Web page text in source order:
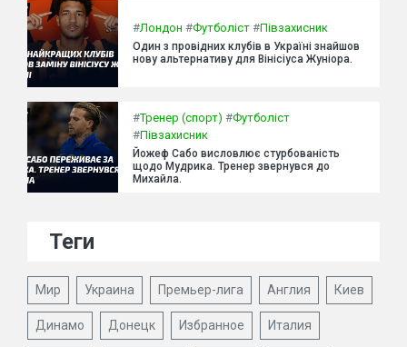
#Лондон #Футболіст #Півзахисник
Один з провідних клубів в Україні знайшов
нову альтернативу для Вінісіуса Жуніора.
#Тренер (спорт) #Футболіст
#Півзахисник
Йожеф Сабо висловлює стурбованість
щодо Мудрика. Тренер звернувся до
Михайла.
Теги
Мир Украина Премьер-лига Англия Киев
Динамо Донецк Избранное Италия